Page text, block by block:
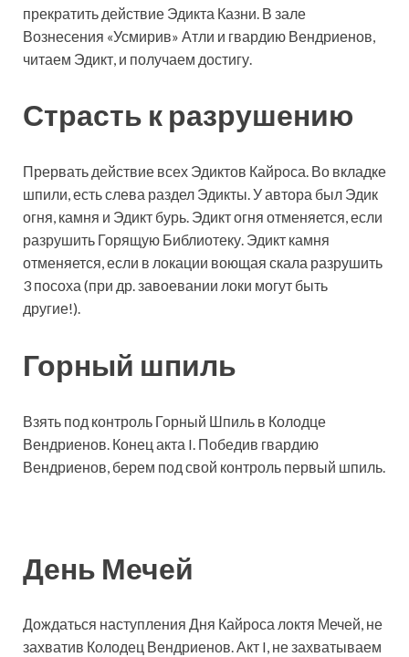
прекратить действие Эдикта Казни. В зале
Вознесения «Усмирив» Атли и гвардию Вендриенов,
читаем Эдикт, и получаем достигу.
Страсть к разрушению
Прервать действие всех Эдиктов Кайроса. Во вкладке
шпили, есть слева раздел Эдикты. У автора был Эдик
огня, камня и Эдикт бурь. Эдикт огня отменяется, если
разрушить Горящую Библиотеку. Эдикт камня
отменяется, если в локации воющая скала разрушить
3 посоха (при др. завоевании локи могут быть
другие!).
Горный шпиль
Взять под контроль Горный Шпиль в Колодце
Вендриенов. Конец акта I. Победив гвардию
Вендриенов, берем под свой контроль первый шпиль.
День Мечей
Дождаться наступления Дня Кайроса локтя Мечей, не
захватив Колодец Вендриенов. Акт I, не захватываем